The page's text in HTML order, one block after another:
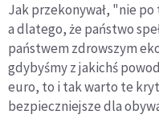
Jak przekonywał, "nie
a dlatego, że państwo
państwem zdrowszym
gdybyśmy z jakichś
euro, to i tak warto te
bezpieczniejsze dla